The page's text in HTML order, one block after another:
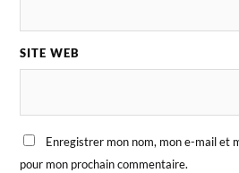
SITE WEB
Enregistrer mon nom, mon e-mail et
pour mon prochain commentaire.